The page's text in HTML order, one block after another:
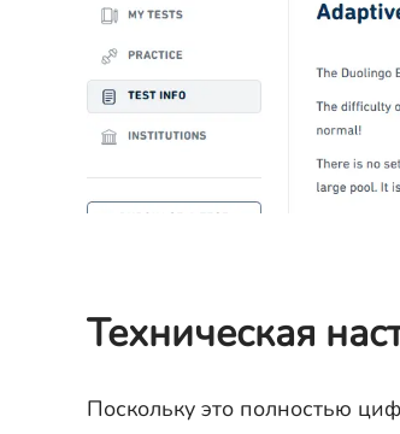
Техническая
Поскольку это полностью